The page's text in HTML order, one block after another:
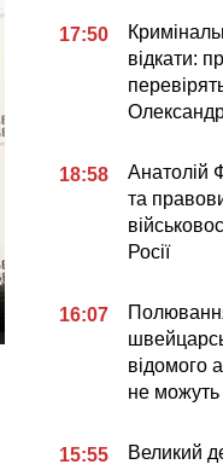
17:50
відкати:
18:58
Анатолій
та
Росії
16:07
відомого
не можуть
15:55
Великий